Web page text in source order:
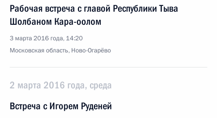
Рабочая встреча с главой Республики Тыва
Шолбаном Кара-оолом
3 марта 2016 года, 14:20
Московская область, Ново-Огарёво
2 марта 2016 года, среда
Встреча с Игорем Руденей